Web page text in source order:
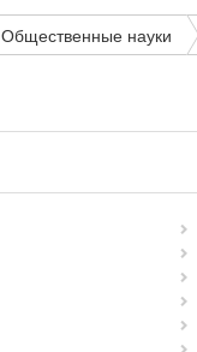
Общественные науки